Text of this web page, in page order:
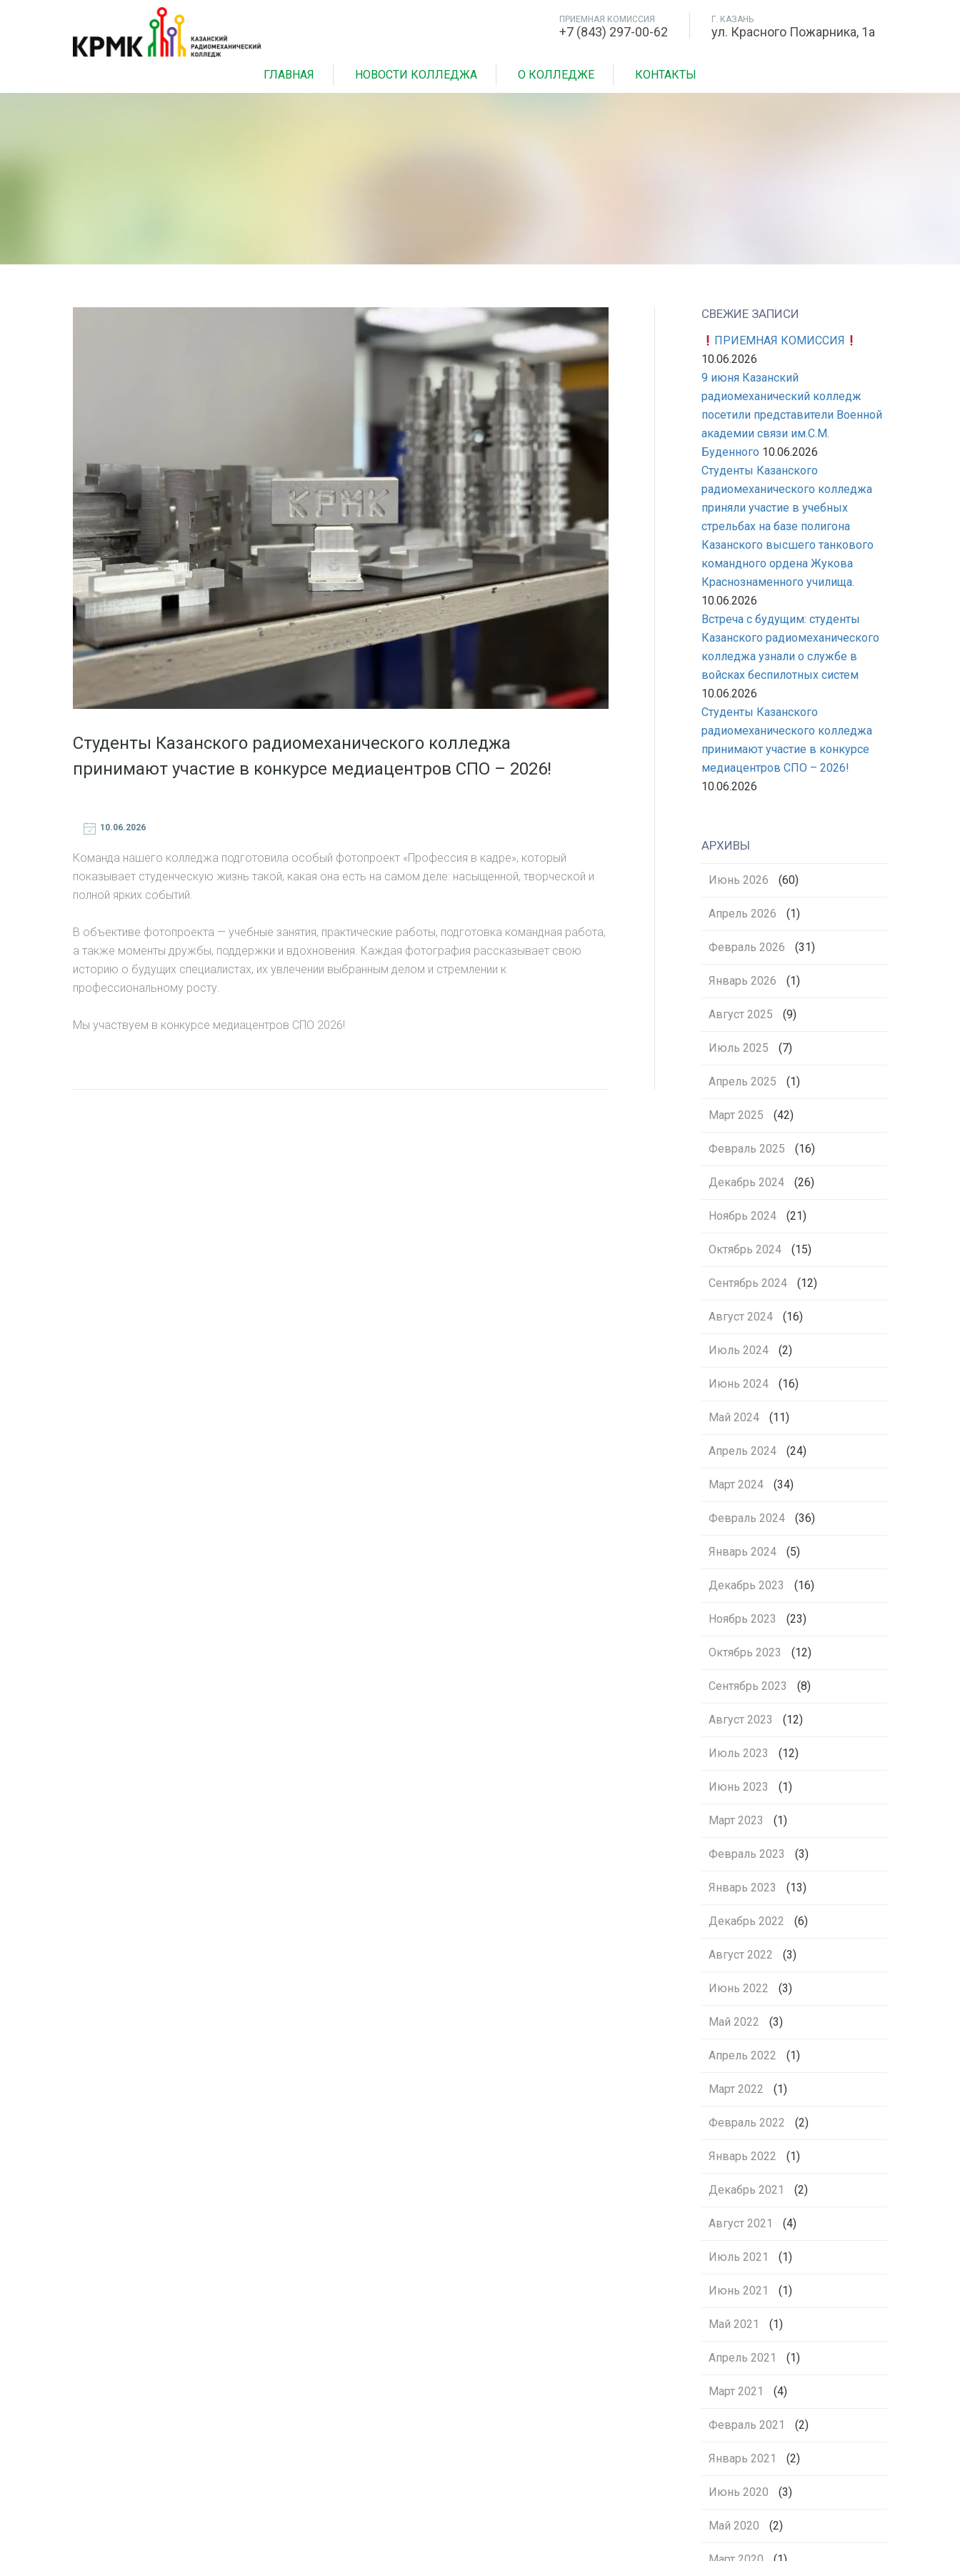
ПРИЕМНАЯ КОМИССИЯ
+7 (843) 297-00-62
Г. КАЗАНЬ
ул. Красного Пожарника, 1а
ГЛАВНАЯ НОВОСТИ КОЛЛЕДЖА О КОЛЛЕДЖЕ КОНТАКТЫ
Студенты Казанского радиомеханического колледжа
принимают участие в конкурсе медиацентров СПО – 2026!
10.06.2026
Команда нашего колледжа подготовила особый фотопроект «Профессия в кадре», который
показывает студенческую жизнь такой, какая она есть на самом деле: насыщенной, творческой и
полной ярких событий.
В объективе фотопроекта — учебные занятия, практические работы, подготовка командная работа,
а также моменты дружбы, поддержки и вдохновения. Каждая фотография рассказывает свою
историю о будущих специалистах, их увлечении выбранным делом и стремлении к
профессиональному росту.
Мы участвуем в конкурсе медиацентров СПО 2026!
СВЕЖИЕ ЗАПИСИ
ПРИЕМНАЯ КОМИССИЯ
10.06.2026
9 июня Казанский
радиомеханический колледж
посетили представители Военной
академии связи им.С.М.
Буденного 10.06.2026
Студенты Казанского
радиомеханического колледжа
приняли участие в учебных
стрельбах на базе полигона
Казанского высшего танкового
командного ордена Жукова
Краснознаменного училища.
10.06.2026
Встреча с будущим: студенты
Казанского радиомеханического
колледжа узнали о службе в
войсках беспилотных систем
10.06.2026
Студенты Казанского
радиомеханического колледжа
принимают участие в конкурсе
медиацентров СПО – 2026!
10.06.2026
АРХИВЫ
Июнь 2026 (60)
Апрель 2026 (1)
Февраль 2026 (31)
Январь 2026 (1)
Август 2025 (9)
Июль 2025 (7)
Апрель 2025 (1)
Март 2025 (42)
Февраль 2025 (16)
Декабрь 2024 (26)
Ноябрь 2024 (21)
Октябрь 2024 (15)
Сентябрь 2024 (12)
Август 2024 (16)
Июль 2024 (2)
Июнь 2024 (16)
Май 2024 (11)
Апрель 2024 (24)
Март 2024 (34)
Февраль 2024 (36)
Январь 2024 (5)
Декабрь 2023 (16)
Ноябрь 2023 (23)
Октябрь 2023 (12)
Сентябрь 2023 (8)
Август 2023 (12)
Июль 2023 (12)
Июнь 2023 (1)
Март 2023 (1)
Февраль 2023 (3)
Январь 2023 (13)
Декабрь 2022 (6)
Август 2022 (3)
Июнь 2022 (3)
Май 2022 (3)
Апрель 2022 (1)
Март 2022 (1)
Февраль 2022 (2)
Январь 2022 (1)
Декабрь 2021 (2)
Август 2021 (4)
Июль 2021 (1)
Июнь 2021 (1)
Май 2021 (1)
Апрель 2021 (1)
Март 2021 (4)
Февраль 2021 (2)
Январь 2021 (2)
Июнь 2020 (3)
Май 2020 (2)